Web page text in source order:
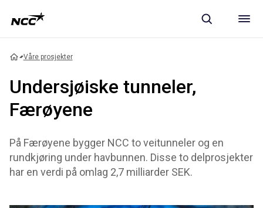
Våre prosjekter
Undersjøiske tunneler,
Færøyene
På Færøyene bygger NCC to veitunneler og en
rundkjøring under havbunnen. Disse to delprosjekter
har en verdi på omlag 2,7 milliarder SEK.